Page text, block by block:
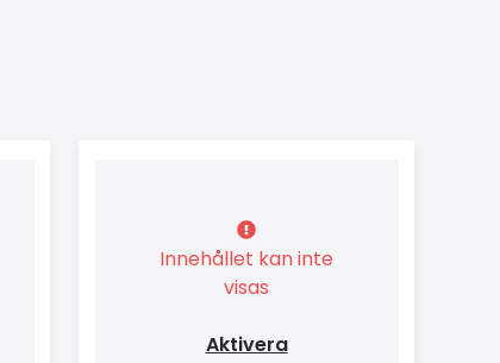
Innehållet kan inte
visas
Aktivera